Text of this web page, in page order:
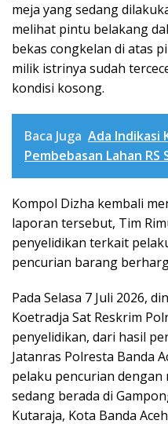
meja yang sedang
melihat pintu belakang
bekas congkelan di atas
milik istrinya sudah
kondisi kosong.
Baca Juga Ada Indikasi
Pembebasan Lahan RS
Kompol Dizha kembali
laporan tersebut, Tim
penyelidikan terkait
pencurian barang
Pada Selasa 7 Juli 2026,
Koetradja Sat Reskrim
penyelidikan, dari hasil
Jatanras Polresta Banda
pelaku pencurian
sedang berada di
Kutaraja, Kota Banda